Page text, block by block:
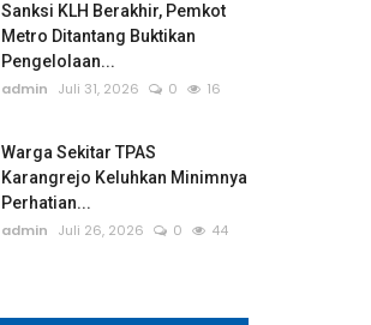
Sanksi KLH Berakhir, Pemkot
Metro Ditantang Buktikan
Pengelolaan...
admin
Juli 31, 2026 0 16
Warga Sekitar TPAS
Karangrejo Keluhkan Minimnya
Perhatian...
admin
Juli 26, 2026 0 44